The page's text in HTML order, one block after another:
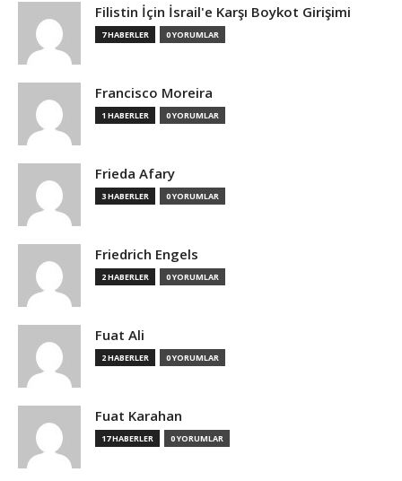
Filistin İçin İsrail'e Karşı Boykot Girişimi
7 HABERLER 0 YORUMLAR
Francisco Moreira
1 HABERLER 0 YORUMLAR
Frieda Afary
3 HABERLER 0 YORUMLAR
Friedrich Engels
2 HABERLER 0 YORUMLAR
Fuat Ali
2 HABERLER 0 YORUMLAR
Fuat Karahan
17 HABERLER 0 YORUMLAR